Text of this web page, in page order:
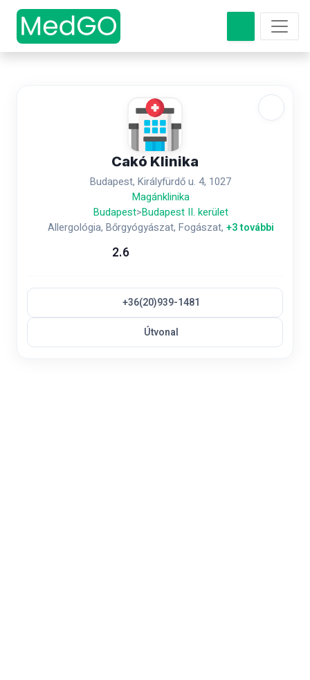
Cakó Klinika
Budapest, Királyfürdő u. 4, 1027
Magánklinika
Budapest>Budapest II. kerület
Allergológia, Bőrgyógyászat, Fogászat, +3 további
2.6
+36(20)939-1481
Útvonal